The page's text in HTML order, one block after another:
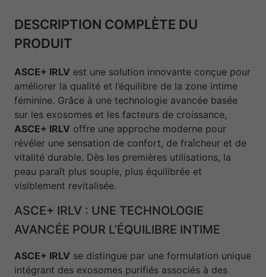
DESCRIPTION COMPLÈTE DU
PRODUIT
ASCE+ IRLV est une solution innovante conçue pour
améliorer la qualité et l’équilibre de la zone intime
féminine. Grâce à une technologie avancée basée
sur les exosomes et les facteurs de croissance,
ASCE+ IRLV offre une approche moderne pour
révéler une sensation de confort, de fraîcheur et de
vitalité durable. Dès les premières utilisations, la
peau paraît plus souple, plus équilibrée et
visiblement revitalisée.
ASCE+ IRLV : UNE TECHNOLOGIE
AVANCÉE POUR L’ÉQUILIBRE INTIME
ASCE+ IRLV se distingue par une formulation unique
intégrant des exosomes purifiés associés à des